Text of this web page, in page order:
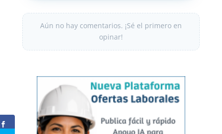
Aún no hay comentarios. ¡Sé el primero en
opinar!